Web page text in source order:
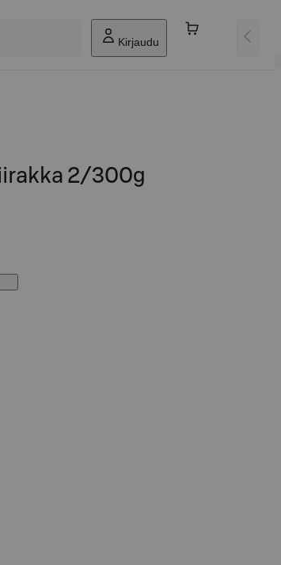
Kirjaudu
2/300g